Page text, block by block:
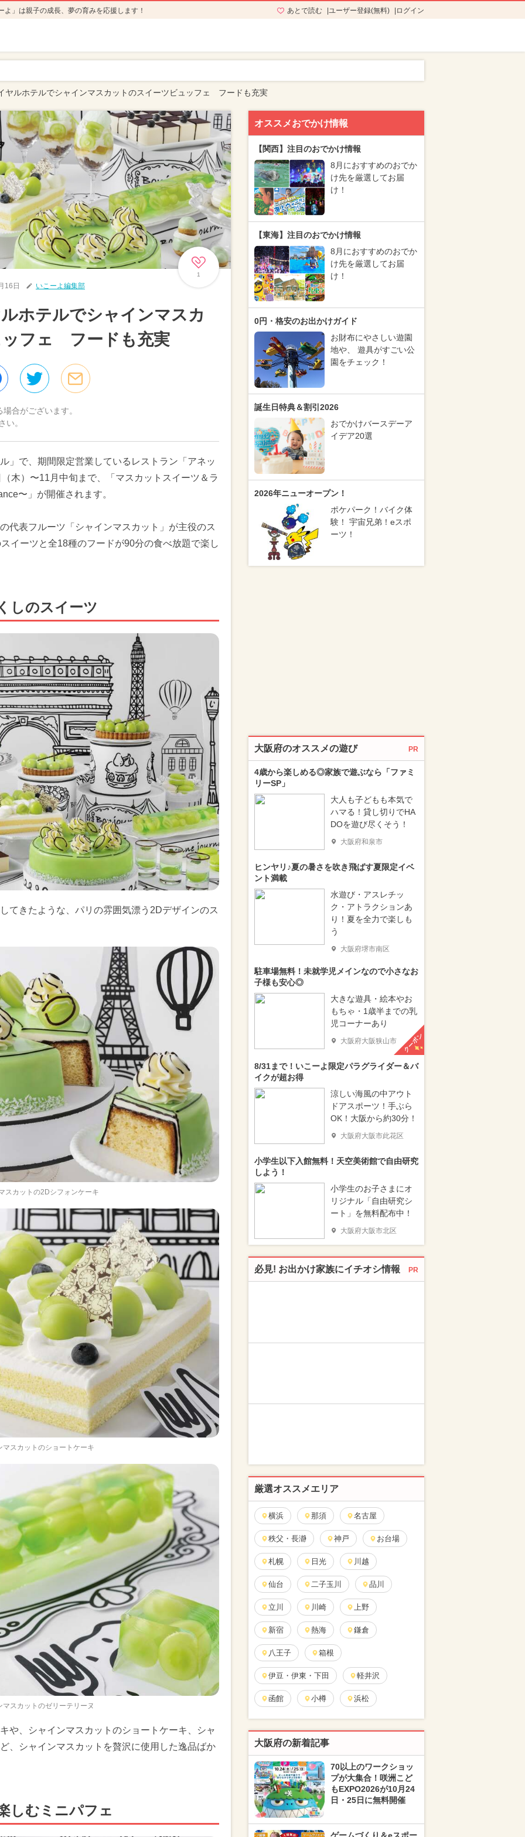
」は親子の成長、夢の育みを応援します！ あとで読む ユーザー登録(無料) ログイン
ヤルホテルでシャインマスカットのスイーツビュッフェ フードも充実
1
16日 いこーよ編集部
ホテルでシャインマスカ
ッフェ フードも充実
合がございます。
い。
」で、期間限定営業しているレストラン「アネッ
木）〜11月中旬まで、「マスカットスイーツ＆ラ
〜」が開催されます。
代表フルーツ「シャインマスカット」が主役のス
イーツと全18種のフードが90分の食べ放題で楽し
しのスイーツ
てきたような、パリの雰囲気漂う2Dデザインのス
スカットの2Dシフォンケーキ
マスカットのショートケーキ
マスカットのゼリーテリーヌ
や、シャインマスカットのショートケーキ、シャ
、シャインマスカットを贅沢に使用した逸品ばか
しむミニパフェ
オススメおでかけ情報
【関西】注目のおでかけ情報
8月におすすめのおでか
け先を厳選してお届
け！
【東海】注目のおでかけ情報
8月におすすめのおでか
け先を厳選してお届
け！
0円・格安のお出かけガイド
お財布にやさしい遊園
地や、 遊具がすごい公
園をチェック！
誕生日特典＆割引2026
おでかけバースデーア
イデア20選
2026年ニューオープン！
ポケパーク！バイク体
験！ 宇宙兄弟！eスポ
ーツ！
大阪府のオススメの遊び PR
4歳から楽しめる◎家族で遊ぶなら「ファミ
リーSP」
大人も子どもも本気で
ハマる！貸し切りでHA
DOを遊び尽くそう！
大阪府和泉市
ヒンヤリ♪夏の暑さを吹き飛ばす夏限定イベ
ント満載
水遊び・アスレチッ
ク・アトラクションあ
り！夏を全力で楽しも
う
大阪府堺市南区
駐車場無料！未就学児メインなので小さなお
子様も安心◎
大きな遊具・絵本やお
もちゃ・1歳半までの乳
児コーナーあり
大阪府大阪狭山市 クーポン
8/31まで！いこーよ限定パラグライダー＆バ
イクが超お得
涼しい海風の中アウト
ドアスポーツ！手ぶら
OK！大阪から約30分！
大阪府大阪市此花区
小学生以下入館無料！天空美術館で自由研究
しよう！
小学生のお子さまにオ
リジナル「自由研究シ
ート」を無料配布中！
大阪府大阪市北区
必見! お出かけ家族にイチオシ情報 PR
厳選オススメエリア
横浜 那須 名古屋
秩父・長瀞 神戸 お台場
札幌 日光 川越
仙台 二子玉川 品川
立川 川崎 上野
新宿 熱海 鎌倉
八王子 箱根
伊豆・伊東・下田 軽井沢
函館 小樽 浜松
大阪府の新着記事
70以上のワークショッ
プが大集合！咲洲こど
もEXPO2026が10月24
日・25日に無料開催